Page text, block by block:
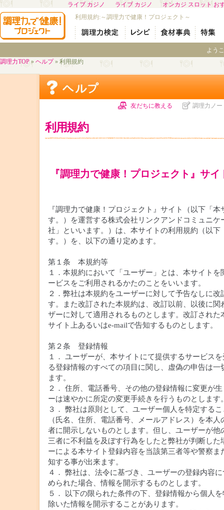
ライブ カジノ ライブ カジノ
オンカジ スロット お
利用規約:～調理力で健康！プロジェクト～
よう
調理力TOP» ヘルプ» 利用規約
友だちに教える 調理力ノー
利用規約
『調理力で健康！プロジェクト』サ
『調理力で健康！プロジェクト』サイト（以下「
す。）を運営する株式会社リンクアンドコミュニケ
社」といいます。）は、本サイトの利用規約（以下
す。）を、以下の通り定めます。
第１条 本規約等
１．本規約において「ユーザー」とは、本サイトを
ービスをご利用されるかたのことをいいます。
２．弊社は本規約をユーザーに対して予告なしに改
す。また改訂された本規約は、改訂以前、以後に関
ザーに対して適用されるものとします。改訂された
サイト上あるいはe-mailで告知するものとします。
第２条 登録情報
１． ユーザーが、本サイトにて提供するサービス
る登録情報のすべての項目に関し、虚偽の申告は一
ます。
２． 住所、電話番号、その他の登録情報に変更が
ーは速やかに所定の変更手続きを行うものとします
３． 弊社は原則として、ユーザー個人を特定する
（氏名、住所、電話番号、メールアドレス）を本
者に開示しないものとします。但し、ユーザーが他
三者に不利益を及ぼす行為をしたと弊社が判断した
ーによる本サイト登録内容を当該第三者等や警察ま
知する事が出来ます。
４． 弊社は、法令に基づき、ユーザーの登録内容
められた場合、情報を開示するものとします。
５． 以下の限られた条件の下、登録情報から個人
除いた情報を開示することがあります。